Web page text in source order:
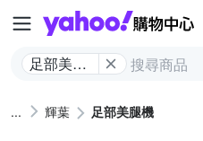
足部美腿
輝葉 足部美腿機